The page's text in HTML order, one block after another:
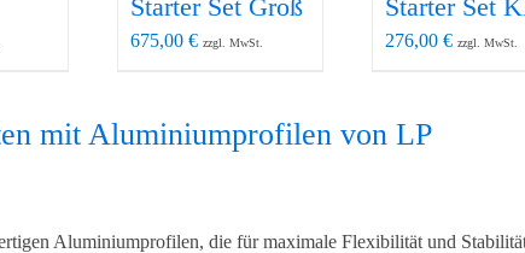
Starter Set Groß
675,00 € zzgl. MwSt.
Starter Set
276,00€ zzgl. MwSt.
mit Aluminiumprofilen von LP
Aluminiumprofilen, die für maximale Flexibilität und